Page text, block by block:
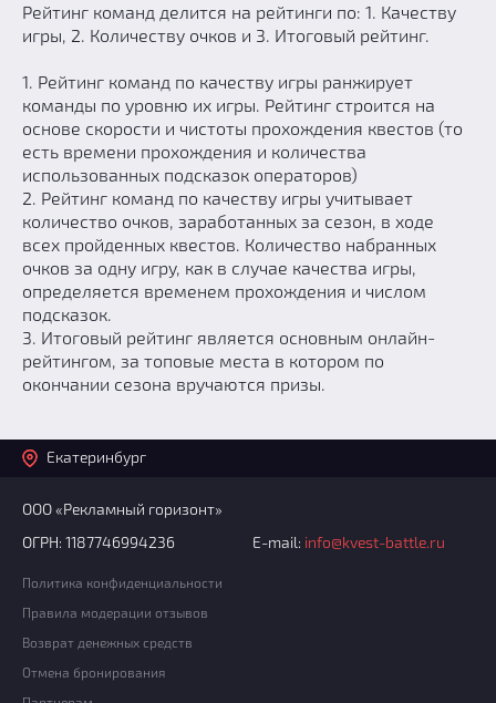
Рейтинг команд делится на рейтинги по: 1. Качеству
игры, 2. Количеству очков и 3. Итоговый рейтинг.
1. Рейтинг команд по качеству игры ранжирует
команды по уровню их игры. Рейтинг строится на
основе скорости и чистоты прохождения квестов (то
есть времени прохождения и количества
использованных подсказок операторов)
2. Рейтинг команд по качеству игры учитывает
количество очков, заработанных за сезон, в ходе
всех пройденных квестов. Количество набранных
очков за одну игру, как в случае качества игры,
определяется временем прохождения и числом
подсказок.
3. Итоговый рейтинг является основным онлайн-
рейтингом, за топовые места в котором по
окончании сезона вручаются призы.
Екатеринбург
ООО «Рекламный горизонт»
ОГРН: 1187746994236
E-mail: info@kvest-battle.ru
Политика конфиденциальности
Правила модерации отзывов
Возврат денежных средств
Отмена бронирования